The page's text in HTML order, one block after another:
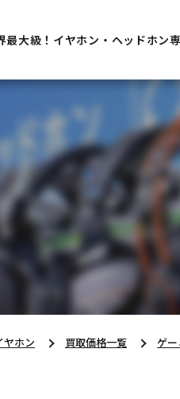
最大級！イヤホン・ヘッドホン
ホン 買取価格一覧 ゲ